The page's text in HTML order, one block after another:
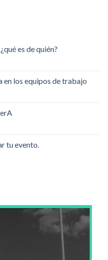
es de quién?
en los equipos de trabajo
tu evento.